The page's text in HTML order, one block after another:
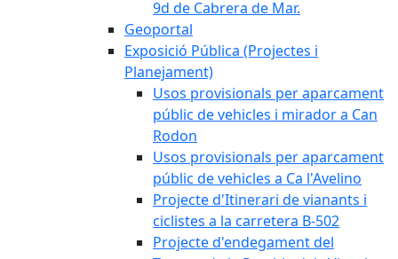
9d de Cabrera de Mar.
Geoportal
Exposició Pública (Projectes i
Planejament)
Usos provisionals per aparcament
públic de vehicles i mirador a Can
Rodon
Usos provisionals per aparcament
públic de vehicles a Ca l'Avelino
Projecte d'Itinerari de vianants i
ciclistes a la carretera B-502
Projecte d'endegament del